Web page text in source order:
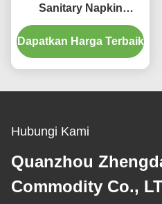
Sanitary Napkin
Feminine Heavy Flow
Menstrual Pads
Bernapas
Dapatkan Harga Terbaik
Hubungi Kami
Quanzhou
Commodity Co.,